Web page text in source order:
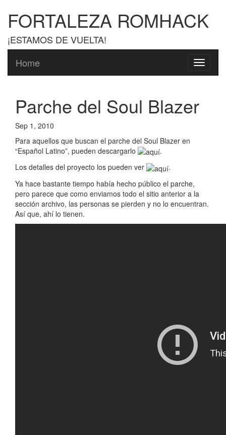
FORTALEZA ROMHACK
¡ESTAMOS DE VUELTA!
Toggle
Home
Parche del Soul Blazer
Sep 1, 2010
Para aquellos que buscan el parche del Soul Blazer en
“Español Latino”, pueden descargarlo
.
Los detalles del proyecto los pueden ver
.
Ya hace bastante tiempo había hecho público el parche,
pero parece que como enviamos todo el sitio anterior a la
sección archivo, las personas se pierden y no lo encuentran.
Así que, ahí lo tienen.